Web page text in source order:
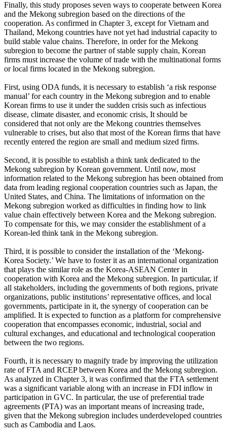
Finally, this study proposes seven ways to cooperate between Korea
and the Mekong subregion based on the directions of the
cooperation. As confirmed in Chapter 3, except for Vietnam and
Thailand, Mekong countries have not yet had industrial capacity to
build stable value chains. Therefore, in order for the Mekong
subregion to become the partner of stable supply chain, Korean
firms must increase the volume of trade with the multinational forms
or local firms located in the Mekong subregion.
First, using ODA funds, it is necessary to establish ‘a risk response
manual’ for each country in the Mekong subregion and to enable
Korean firms to use it under the sudden crisis such as infectious
disease, climate disaster, and economic crisis, It should be
considered that not only are the Mekong countries themselves
vulnerable to crises, but also that most of the Korean firms that have
recently entered the region are small and medium sized firms.
Second, it is possible to establish a think tank dedicated to the
Mekong subregion by Korean government. Until now, most
information related to the Mekong subregion has been obtained from
data from leading regional cooperation countries such as Japan, the
United States, and China. The limitations of information on the
Mekong subregion worked as difficulties in finding how to link
value chain effectively between Korea and the Mekong subregion.
To compensate for this, we may consider the establishment of a
Korean-led think tank in the Mekong subregion.
Third, it is possible to consider the installation of the ‘Mekong-
Korea Society.’ We have to foster it as an international organization
that plays the similar role as the Korea-ASEAN Center in
cooperation with Korea and the Mekong subregion. In particular, if
all stakeholders, including the governments of both regions, private
organizations, public institutions’ representative offices, and local
governments, participate in it, the synergy of cooperation can be
amplified. It is expected to function as a platform for comprehensive
cooperation that encompasses economic, industrial, social and
cultural exchanges, and educational and technological cooperation
between the two regions.
Fourth, it is necessary to magnify trade by improving the utilization
rate of FTA and RCEP between Korea and the Mekong subregion.
As analyzed in Chapter 3, it was confirmed that the FTA settlement
was a significant variable along with an increase in FDI inflow in
participation in GVC. In particular, the use of preferential trade
agreements (PTA) was an important means of increasing trade,
given that the Mekong subregion includes underdeveloped countries
such as Cambodia and Laos.